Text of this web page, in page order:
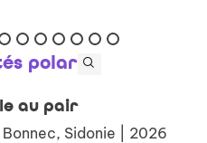
polar
au pair
Sidonie | 2026